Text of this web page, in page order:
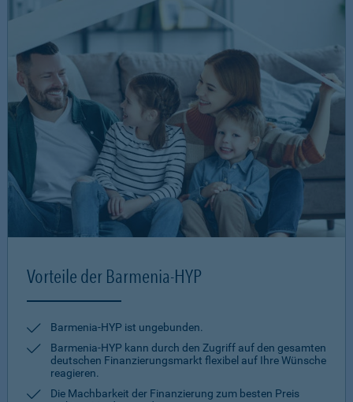
Vorteile der Barmenia-HYP
Barmenia-HYP ist ungebunden.
Barmenia-HYP kann durch den Zugriff auf den gesamten
deutschen Finanzierungsmarkt flexibel auf Ihre Wünsche
reagieren.
Die Machbarkeit der Finanzierung zum besten Preis